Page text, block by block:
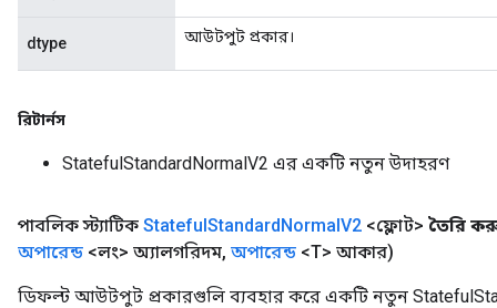
dtype আউটপুট প্রকার।
রিটার্নস
StatefulStandardNormalV2 এর একটি নতুন উদাহরণ
পাবলিক স্ট্যাটিক StatefulStandardNormalV2 <ফ্লোট> তৈরি
অপারেন্ড <লং> অ্যালগরিদম, অপারেন্ড <T> আকার)
ডিফল্ট আউটপুট প্রকারগুলি ব্যবহার করে একটি নতুন